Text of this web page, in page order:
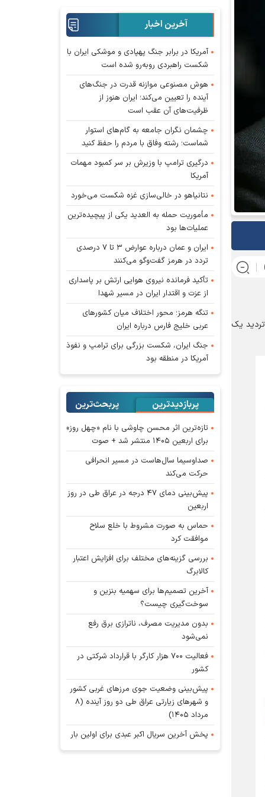
یک
آخرین اخبار
آمریکا در برابر جنگ پهپادی و موشکی ایران با
شکست راهبردی روبه‌رو شده است
هوش مصنوعی موازنه قدرت در جنگ‌های
آینده را تعیین می‌کند؛ ایران هنوز از
ظرفیت‌های آن عقب است
چشمان نگران جامعه به گام‌های استوار
شماست؛ رشته وفاق با مردم را حفظ کنید
درگیری ترامپ با وزیرش بر سر کمبود مهمات
آمریکا
نتانیاهو در خالی‌سازی غزه شکست می‌خورد
مأموریت حمله به العدید یکی از پیچیده‌ترین
عملیات‌ها بود
ایران و عمان درباره عوارض ۳ تا ۷ درصدی
تردد در هرمز گفت‌وگو می‌کنند
تأکید فرمانده نیروی هوایی ارتش بر پاسداری
از عزت و اقتدار ایران در مسیر شهدا
تنگه هرمز؛ محور اختلاف میان کشورهای
عربی خلیج فارس درباره ایران
جنگ ایران، شکست بزرگی برای ترامپ و نفوذ
آمریکا در منطقه بود
پربازدیدترین پربحث‌ترین‌
تازه‌ترین اثر محسن چاوشی با نام «چهل روز»
برای اربعین ۱۴۰۵ منتشر شد + صوت
صداوسیما سال‌هاست در مسیر انحرافی
حرکت می‌کند
پیش‌بینی دمای ۴۷ درجه در عراق طی در روز
اربعین
حماس به صورت مشروط با خلع سلاح
موافقت کرد
بررسی گزینه‌های مختلف برای افزایش اعتبار
کالابرگ
آخرین تصمیم‌ها برای سهمیه بنزین و
سوخت‌گیری چیست؟
بدون مدیریت مصرف، ناترازی برق رفع
نمی‌شود
فعالیت ۷۰۰ هزار کارگر با قرارداد شرکتی در
کشور
پیش‌بینی وضعیت جوی مرز‌های غربی کشور
و شهر‌های زیارتی عراق طی دو روز آینده (۸
مرداد ۱۴۰۵)
پخش آخرین سریال اکبر عبدی برای اولین بار